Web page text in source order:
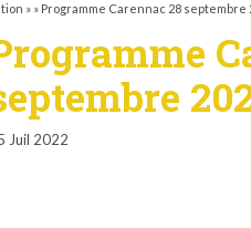
» » Programme Carennac 28 septembre
Juil 2022